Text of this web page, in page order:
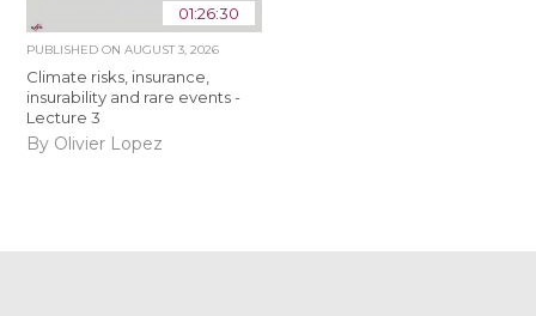
01:26:30
PUBLISHED ONAUGUST 3, 2026
Climate risks, insurance,
insurability and rare events -
Lecture 3
By Olivier Lopez